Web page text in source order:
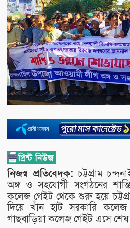
নিজস্ব প্রতিবেদক:চট্টগ্রাম
অঙ্গ ও সহযোগী সংগঠনের
কলেজ গেইট থেকে শুরু হয়ে
দিয়ে খাঁন হাট সরকারি কলেজ
গাছবাড়িয়া কলেজ গেইট এসে শেষ